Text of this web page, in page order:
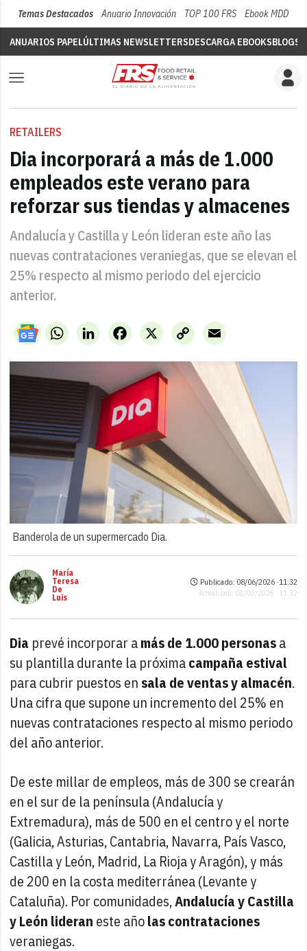
Temas Destacados Anuario Innovación TOP 100 FRS Ebook MDD
ANUARIOS PAPELÚLTIMAS NEWSLETTERSDESCARGA EBOOKSBLOGS
RETAILERS
Dia incorporará a más de 1.000
empleados este verano para
reforzar sus tiendas y almacenes
Andalucía y Castilla y León lideran este año las
nuevas contrataciones veraniegas, que se elevan el
25% respecto al mismo periodo del ejercicio
anterior.
WhatsAppLinkedIn X
Facebook
Copy
Link
Email
Banderola de un supermercado Dia.
María
Teresa
De
Luis
Publicado: 08/06/2026 ·11:32
Actualizado: 08/06/2026 · 11:32
Dia prevé incorporar amás de 1.000 personasa
su plantilla durante la próximacampaña estival
para cubrir puestos en sala de ventas y almacén.
Una cifra que supone un incremento del 25% en
nuevas contrataciones respecto al mismo periodo
del año anterior.
De este millar de empleos, más de 300 se crearán
en el sur de la península (Andalucía y
Extremadura), más de 500 en el centro y el norte
(Galicia, Asturias, Cantabria, Navarra, País Vasco,
Castilla y León, Madrid, La Rioja y Aragón), y más
de 200 en la costa mediterránea (Levante y
Cataluña). Por comunidades,Andalucía y Castilla
y León lideran este añolas contrataciones
veraniegas.